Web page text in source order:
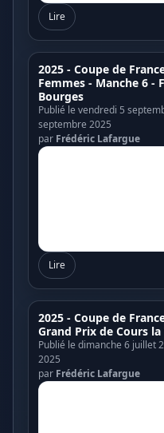
Lire
2025 - Coupe de
Femmes - Manche 6 -
Bourges
Publié le vendredi 5
septembre 2025
par Frédéric Lafargue
Lire
2025 - Coupe de
Grand Prix de Cours la
Publié le dimanche 6 juillet
2025
par Frédéric Lafargue